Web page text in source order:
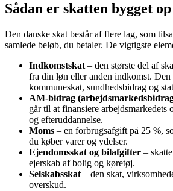
Sådan er skatten bygget op
Den danske skat består af flere lag, som
samlede beløb, du betaler. De vigtigste
Indkomstskat – den største del af
fra din løn eller anden indkomst. Den
kommuneskat, sundhedsbidrag og
AM-bidrag
går til at finansiere arbejdsmarkedets
og efteruddannelse.
Moms – en forbrugsafgift på 25 %,
du køber varer og ydelser.
Ejendomsskat og bilafgifter –
ejerskab af bolig og køretøj.
Selskabsskat – den skat,
overskud.